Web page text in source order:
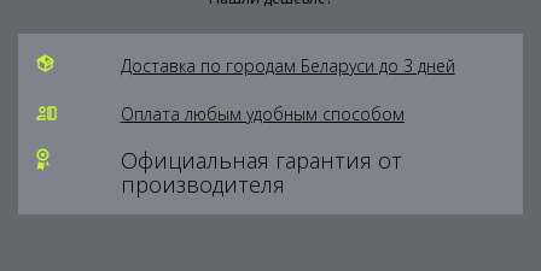
Доставка по городам Беларуси до 3 дней
Оплата любым удобным способом
Официальная гарантия от
производителя